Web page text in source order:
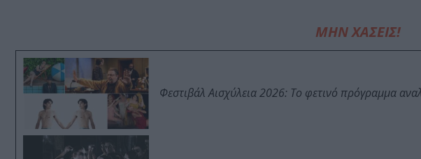
ΜΗΝ ΧΑΣΕΙΣ!
Φεστιβάλ Αισχύλεια 2026: Το φετινό πρόγραμμα